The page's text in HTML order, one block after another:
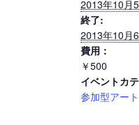
2013年10月
終了:
2013年10月
費用：
￥500
イベントカ
参加型アート